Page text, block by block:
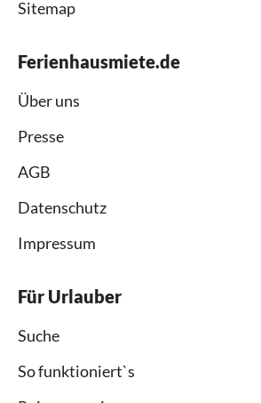
Sitemap
Ferienhausmiete.de
Über uns
Presse
AGB
Datenschutz
Impressum
Für Urlauber
Suche
So funktioniert`s